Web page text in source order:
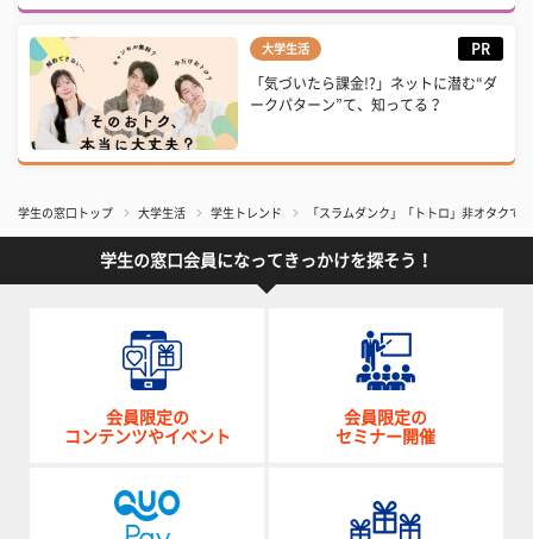
大学生活 PR
「気づいたら課金!?」ネットに潜む“ダ
ークパターン”て、知ってる？
学生の窓口トップ 大学生活 学生トレンド 「スラムダンク」「トトロ」非オタクで
学生の窓口会員になってきっかけを探そう！
会員限定の
コンテンツやイベント
会員限定の
セミナー開催